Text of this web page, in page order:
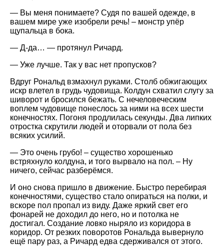
— Вы меня понимаете? Судя по вашей одежде, в
вашем мире уже изобрели речь! – монстр упёр
щупальца в бока.
— Д-да… — протянул Ричард.
— Уже лучше. Так у вас нет пропусков?
Вдруг Рональд взмахнул руками. Столб обжигающих
искр влетел в грудь чудовища. Колдун схватил слугу за
шиворот и бросился бежать. С нечеловеческим
воплем чудовище понеслось за ними на всех шести
конечностях. Погоня продлилась секунды. Два липких
отростка скрутили людей и оторвали от пола без
всяких усилий.
— Это очень грубо! – существо хорошенько
встряхнуло колдуна, и того вырвало на пол. – Ну
ничего, сейчас разберёмся.
И оно снова пришло в движение. Быстро перебирая
конечностями, существо стало опираться на полки, и
вскоре пол пропал из виду. Даже яркий свет его
фонарей не доходил до него, но и потолка не
достигал. Создание ловко ныряло из коридора в
коридор. От резких поворотов Рональда вывернуло
ещё пару раз, а Ричард едва сдерживался от этого.